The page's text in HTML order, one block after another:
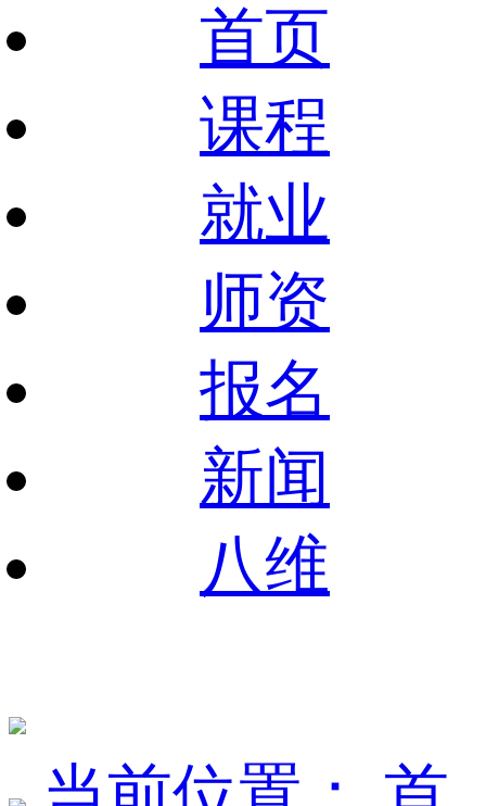
首页
课程
就业
师资
报名
新闻
八维